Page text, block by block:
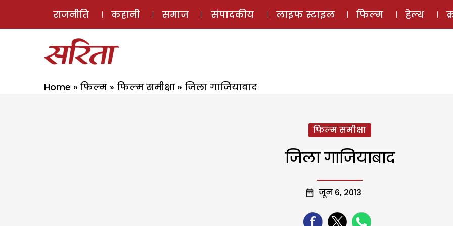
ई-मैगज़ीन
राजनीति कहानी समाज संपादकीय लाइफ स्टाइल फिल्म हेल्थ
Home » फिल्म » फिल्म समीक्षा » जिला गाजियाबाद
फिल्म समीक्षा
जिला गाजियाबाद
जून 6, 2013